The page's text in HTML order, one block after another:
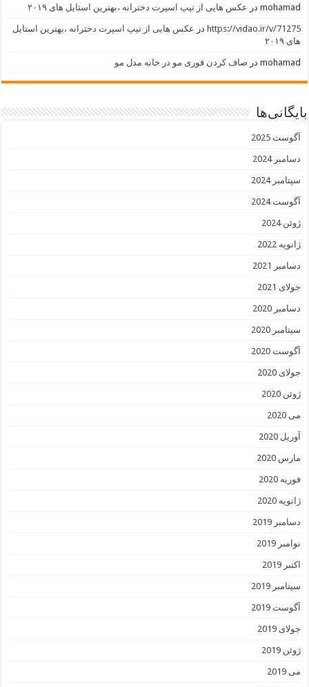
mohamad در عکس هایی از تیپ اسپرت دخترانه ،بهترین استایل های ۲۰۱۹
https://vidao.ir/v/71275 در عکس هایی از تیپ اسپرت دخترانه ،بهترین استایل
های ۲۰۱۹
mohamad در صاف کردن فوری مو در خانه مدل مو
بایگانی‌ها
آگوست 2025
دسامبر 2024
سپتامبر 2024
آگوست 2024
ژوئن 2024
ژانویه 2022
دسامبر 2021
جولای 2021
دسامبر 2020
سپتامبر 2020
آگوست 2020
جولای 2020
ژوئن 2020
می 2020
آوریل 2020
مارس 2020
فوریه 2020
ژانویه 2020
دسامبر 2019
نوامبر 2019
اکتبر 2019
سپتامبر 2019
آگوست 2019
جولای 2019
ژوئن 2019
می 2019